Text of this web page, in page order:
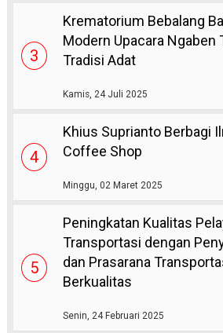
3
Krematorium Bebalang
Modern Upacara Ngaben
Tradisi Adat
Kamis, 24 Juli 2025
4
Khius Suprianto Berbagi
Coffee Shop
Minggu, 02 Maret 2025
5
Peningkatan Kualitas
Transportasi dengan
dan Prasarana
Berkualitas
Senin, 24 Februari 2025